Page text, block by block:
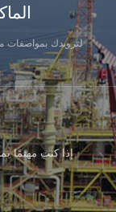
لتزويدك
إذا كنت مهتمًا